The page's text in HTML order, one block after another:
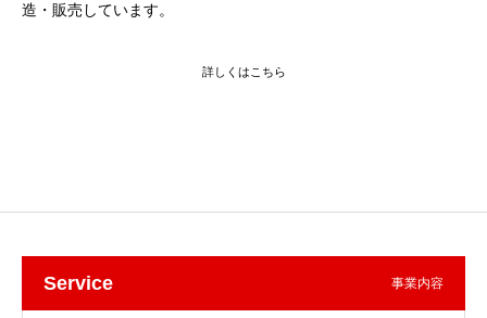
造・販売しています。
詳しくはこちら
Service 事業内容